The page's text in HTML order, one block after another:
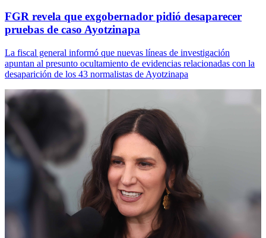
FGR revela que exgobernador pidió desaparecer
pruebas de caso Ayotzinapa
La fiscal general informó que nuevas líneas de investigación
apuntan al presunto ocultamiento de evidencias relacionadas con la
desaparición de los 43 normalistas de Ayotzinapa